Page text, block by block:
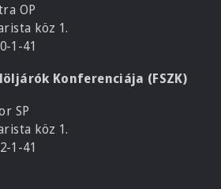
OP
köz 1.
1-41
Konferenciája (FSZK)
SP
köz 1.
1-41